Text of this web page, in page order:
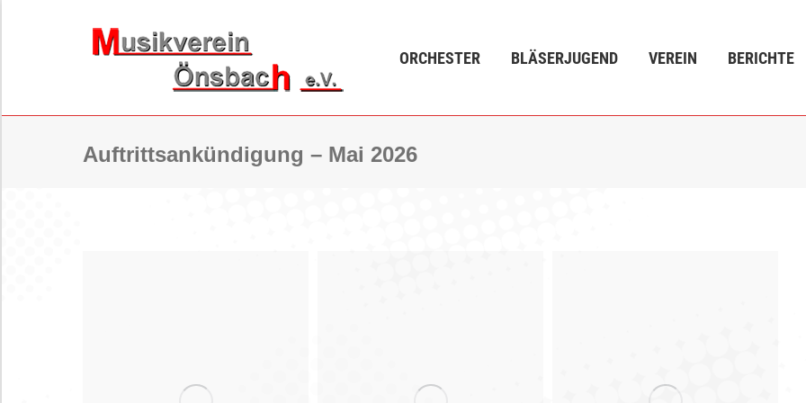
ORCHESTER BLÄSERJUGEND VEREIN BERICHTE
Auftrittsankündigung – Mai 2026